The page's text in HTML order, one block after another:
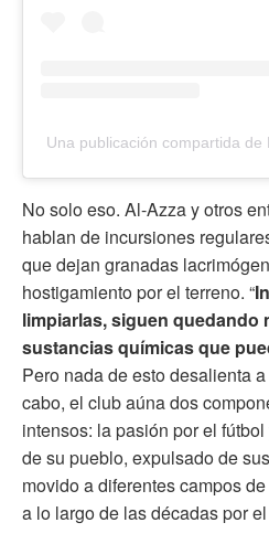
Una publicación compartida de
No solo eso. Al-Azza y otros
hablan de incursiones
que dejan granadas
hostigamiento por el terreno. “
limpiarlas, siguen quedando
sustancias químicas que
Pero nada de esto desalienta
cabo, el club aúna dos
intensos: la pasión por el
de su pueblo, expulsado de
movido a diferentes campos
a lo largo de las décadas por